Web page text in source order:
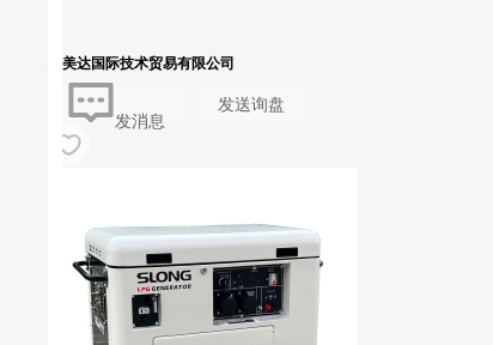
苏美达国际技术贸易有限公司
发消息
发送询盘